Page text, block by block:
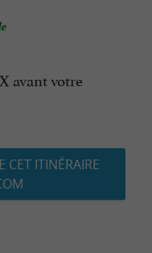
avant votre
CET ITINÉRAIRE